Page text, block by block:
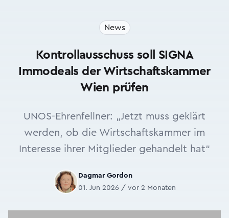
News
Kontrollausschuss soll SIGNA
Immodeals der Wirtschaftskammer
Wien prüfen
UNOS-Ehrenfellner: „Jetzt muss geklärt
werden, ob die Wirtschaftskammer im
Interesse ihrer Mitglieder gehandelt hat“
Dagmar Gordon
01. Jun 2026 / vor 2 Monaten